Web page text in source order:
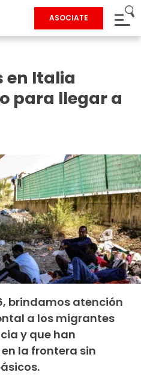
ASOCIATE
en Italia
para llegar a
brindamos atención
a los migrantes
y que han
la frontera sin